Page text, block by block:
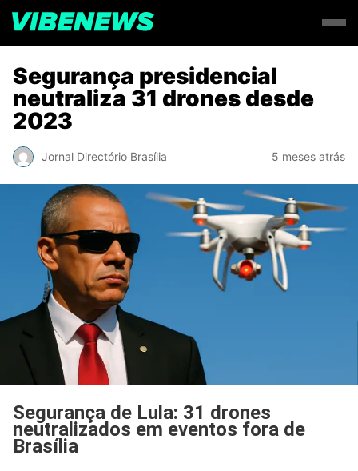
Segurança presidencial
neutraliza 31 drones desde
2023
Jornal Directório Brasília 5 meses atrás
Segurança de Lula: 31 drones
neutralizados em eventos fora de
Brasília